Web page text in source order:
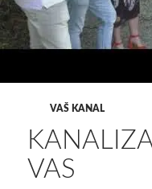
VAŠ KANAL
VAS